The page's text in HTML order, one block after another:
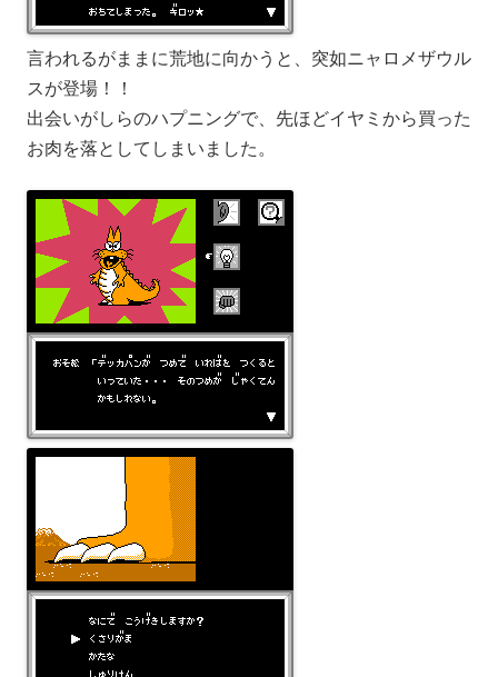
言われるがままに荒地に向かうと、突如ニャロメザウル
スが登場！！
出会いがしらのハプニングで、先ほどイヤミから買った
お肉を落としてしまいました。